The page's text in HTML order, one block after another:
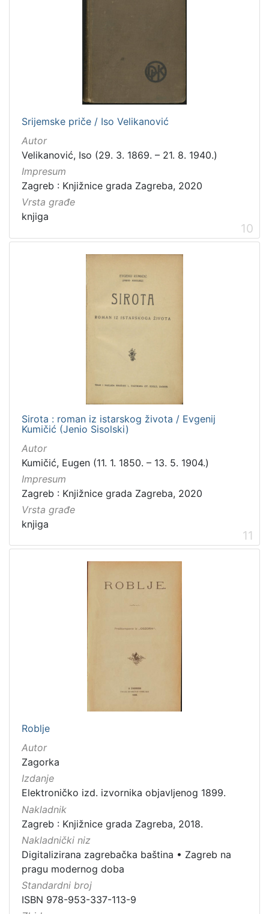
Srijemske priče / Iso Velikanović
Autor
Velikanović, Iso (29. 3. 1869. – 21. 8. 1940.)
Impresum
Zagreb : Knjižnice grada Zagreba, 2020
Vrsta građe
knjiga
10
Sirota : roman iz istarskog života / Evgenij
Kumičić (Jenio Sisolski)
Autor
Kumičić, Eugen (11. 1. 1850. – 13. 5. 1904.)
Impresum
Zagreb : Knjižnice grada Zagreba, 2020
Vrsta građe
knjiga
11
Roblje
Autor
Zagorka
Izdanje
Elektroničko izd. izvornika objavljenog 1899.
Nakladnik
Zagreb : Knjižnice grada Zagreba, 2018.
Nakladnički niz
Digitalizirana zagrebačka baština • Zagreb na
pragu modernog doba
Standardni broj
ISBN 978-953-337-113-9